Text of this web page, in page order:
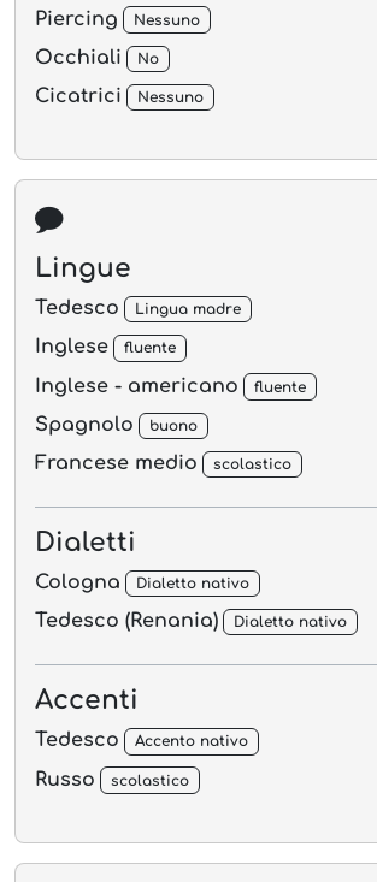
Piercing Nessuno
Occhiali No
Cicatrici Nessuno
Lingue
Tedesco Lingua madre
Inglese fluente
Inglese - americano fluente
Spagnolo buono
Francese medio scolastico
Dialetti
Cologna Dialetto nativo
Tedesco (Renania) Dialetto nativo
Accenti
Tedesco Accento nativo
Russo scolastico